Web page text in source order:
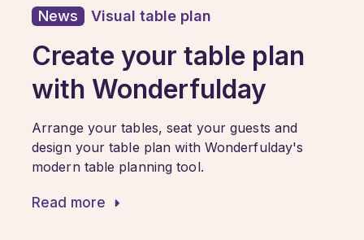
News Visual table plan
Create your table plan
with Wonderfulday
Arrange your tables, seat your guests and
design your table plan with Wonderfulday's
modern table planning tool.
Read more